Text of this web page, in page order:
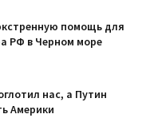
помощь для
РФ в Черном море
нас, а Путин
Америки